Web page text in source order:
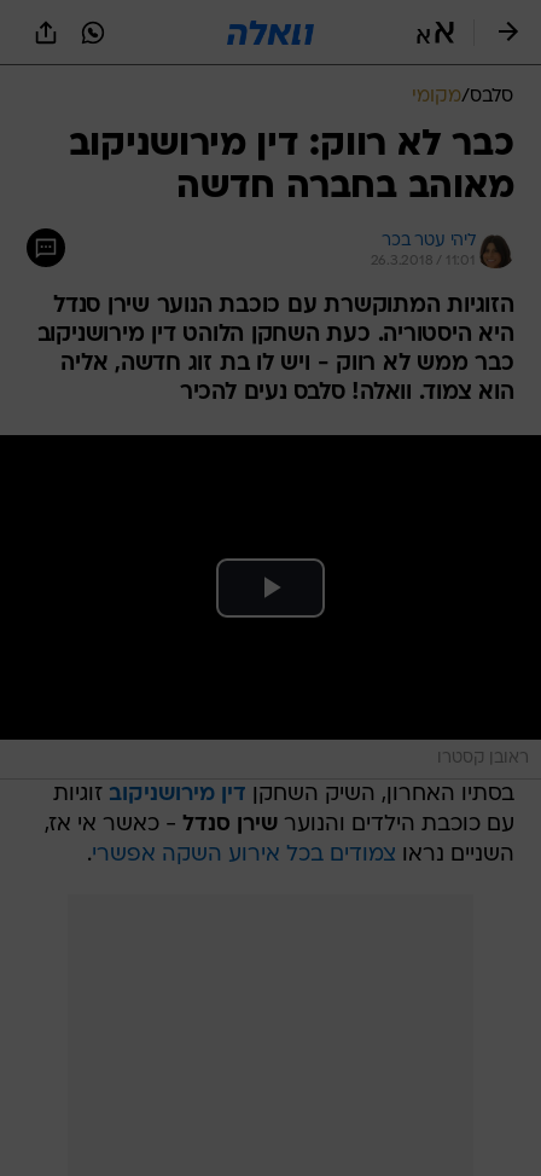
סלבס/מקומי
כבר לא רווק: דין מירושניקוב
מאוהב בחברה חדשה
ליהי עטר בכר
26.3.2018 / 11:01
הזוגיות המתוקשרת עם כוכבת הנוער שירן סנדל
היא היסטוריה. כעת השחקן הלוהט דין מירושניקוב
כבר ממש לא רווק - ויש לו בת זוג חדשה, אליה
הוא צמוד. וואלה! סלבס נעים להכיר
ראובן קסטרו
בסתיו האחרון, השיק השחקן דין מירושניקוב זוגיות
עם כוכבת הילדים והנוערשירן סנדל - כאשר אי אז,
השניים נראו צמודים בכל אירוע השקה אפשרי.